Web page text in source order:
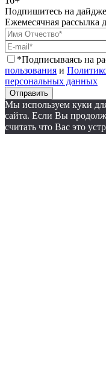
Подпишитесь на
Ежемесячная рассылка
*Подписываясь на
пользования и
персональных данных
Отправить
Мы используем куки
сайта. Если Вы
считать что Вас это